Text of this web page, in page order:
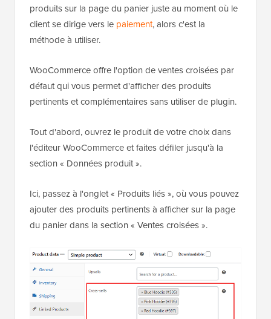
produits sur la page du panier juste au moment où le
client se dirige vers le paiement, alors c'est la
méthode à utiliser.
WooCommerce offre l'option de ventes croisées par
défaut qui vous permet d'afficher des produits
pertinents et complémentaires sans utiliser de plugin.
Tout d'abord, ouvrez le produit de votre choix dans
l'éditeur WooCommerce et faites défiler jusqu'à la
section « Données produit ».
Ici, passez à l'onglet « Produits liés », où vous pouvez
ajouter des produits pertinents à afficher sur la page
du panier dans la section « Ventes croisées ».